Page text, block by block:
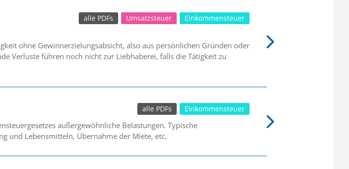
Einkommensteuer
Umsatzsteuer
alle PDFs
ohne Gewinnerzielungsabsicht, also aus persönlichen Gründen oder
Verluste führen noch nicht zur Liebhaberei, falls die Tätigkeit zu
Einkommensteuer
alle PDFs
außergewöhnliche Belastungen. Typische
und Lebensmitteln, Übernahme der Miete, etc.